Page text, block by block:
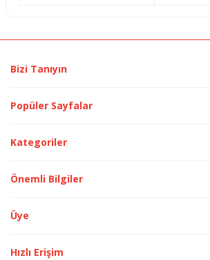
Bizi Tanıyın
Popüler Sayfalar
Kategoriler
Önemli Bilgiler
Üye
Hızlı Erişim